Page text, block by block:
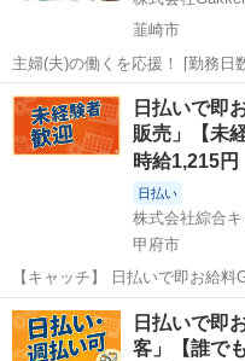
韮崎市
主婦(夫)の働くを応援！ [勤務日数]： 週4日~5日
09:00~17:00/10:00~16:00/
どから選べます [勤務地
山梨 韮崎市 営業
日払いで即
販売」【未
時給1,215円
日払い
株式会社綜合
甲府市
【キャッチ】 日払いで即お給
経験でも大丈夫☆】残業ナシでON/
ント】 製造のお仕事をお探しにおススメ♪ 「未経験
いかな・・・」 ...
山梨 甲府市 その他
日払いで即
客」【誰で